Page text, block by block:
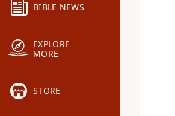
BIBLE NEWS
EXPLORE
MORE
STORE